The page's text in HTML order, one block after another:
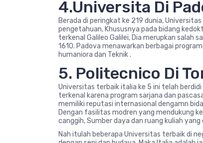
4.Universita Di
Berada di peringkat ke 219 dunia,
pengetahuan, Khususnya pada bidang
terkenal Galileo Galilei, Dia merupkan salah
1610. Padova menawarkan berbagai
humaniora dan Teknik .
5. Politecnico Di
Universitas terbaik italia ke 5 ini telah
terkenal karena program sarjana dan
memiliki reputasi internasional dengamn
Dengan fasilitas modren yang mendukung
canggih, Sumber daya dan ruang kuliah
Nah itulah beberapa Universitas terbaik di